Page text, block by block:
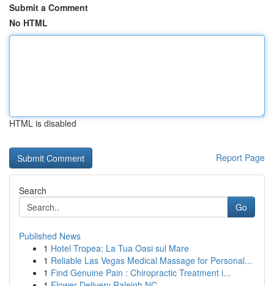
Submit a Comment
No HTML
HTML is disabled
Report Page
Search
Go
Published News
1 Hotel Tropea: La Tua Oasi sul Mare
1 Reliable Las Vegas Medical Massage for Personal...
1 Find Genuine Pain : Chiropractic Treatment i...